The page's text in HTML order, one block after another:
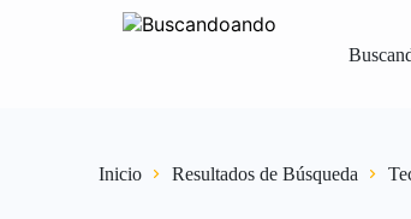
Iniciar Sesión Registrar
Inicio Resultados de Búsqueda